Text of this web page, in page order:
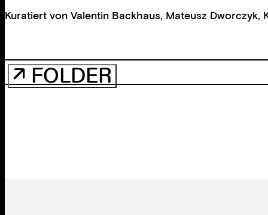
Kuratiert von Valentin Backhaus, Mateusz Dworczyk,
↗ FOLDER